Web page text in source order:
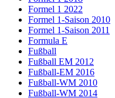
Formel 1 2022
Formel 1-Saison 2010
Formel 1-Saison 2011
Formula E
Fußball
Fußball EM 2012
Fußball-EM 2016
Fußball-WM 2010
Fußball-WM 2014